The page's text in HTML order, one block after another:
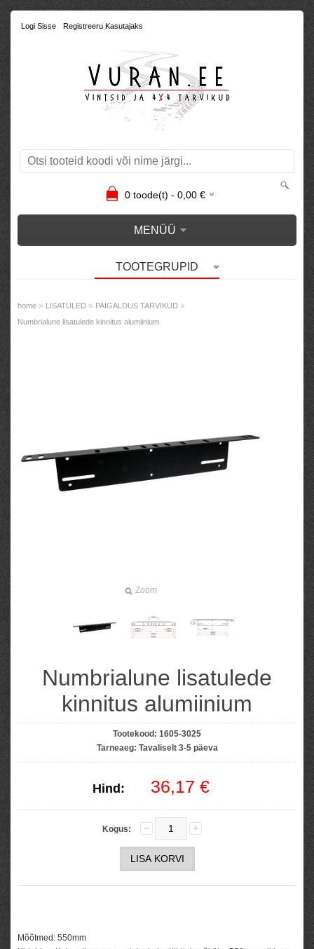
Logi Sisse Registreeru Kasutajaks
0toode(t) - 0,00€
MENÜÜ
TOOTEGRUPID
home » LISATULED » PAIGALDUS TARVIKUD »
Numbrialune lisatulede kinnitus alumiinium
Zoom
Numbrialune lisatulede
kinnitus alumiinium
Tootekood: 1605-3025
Tarneaeg: Tavaliselt 3-5 päeva
Hind: 36,17 €
Kogus:
Mõõtmed : 550mm